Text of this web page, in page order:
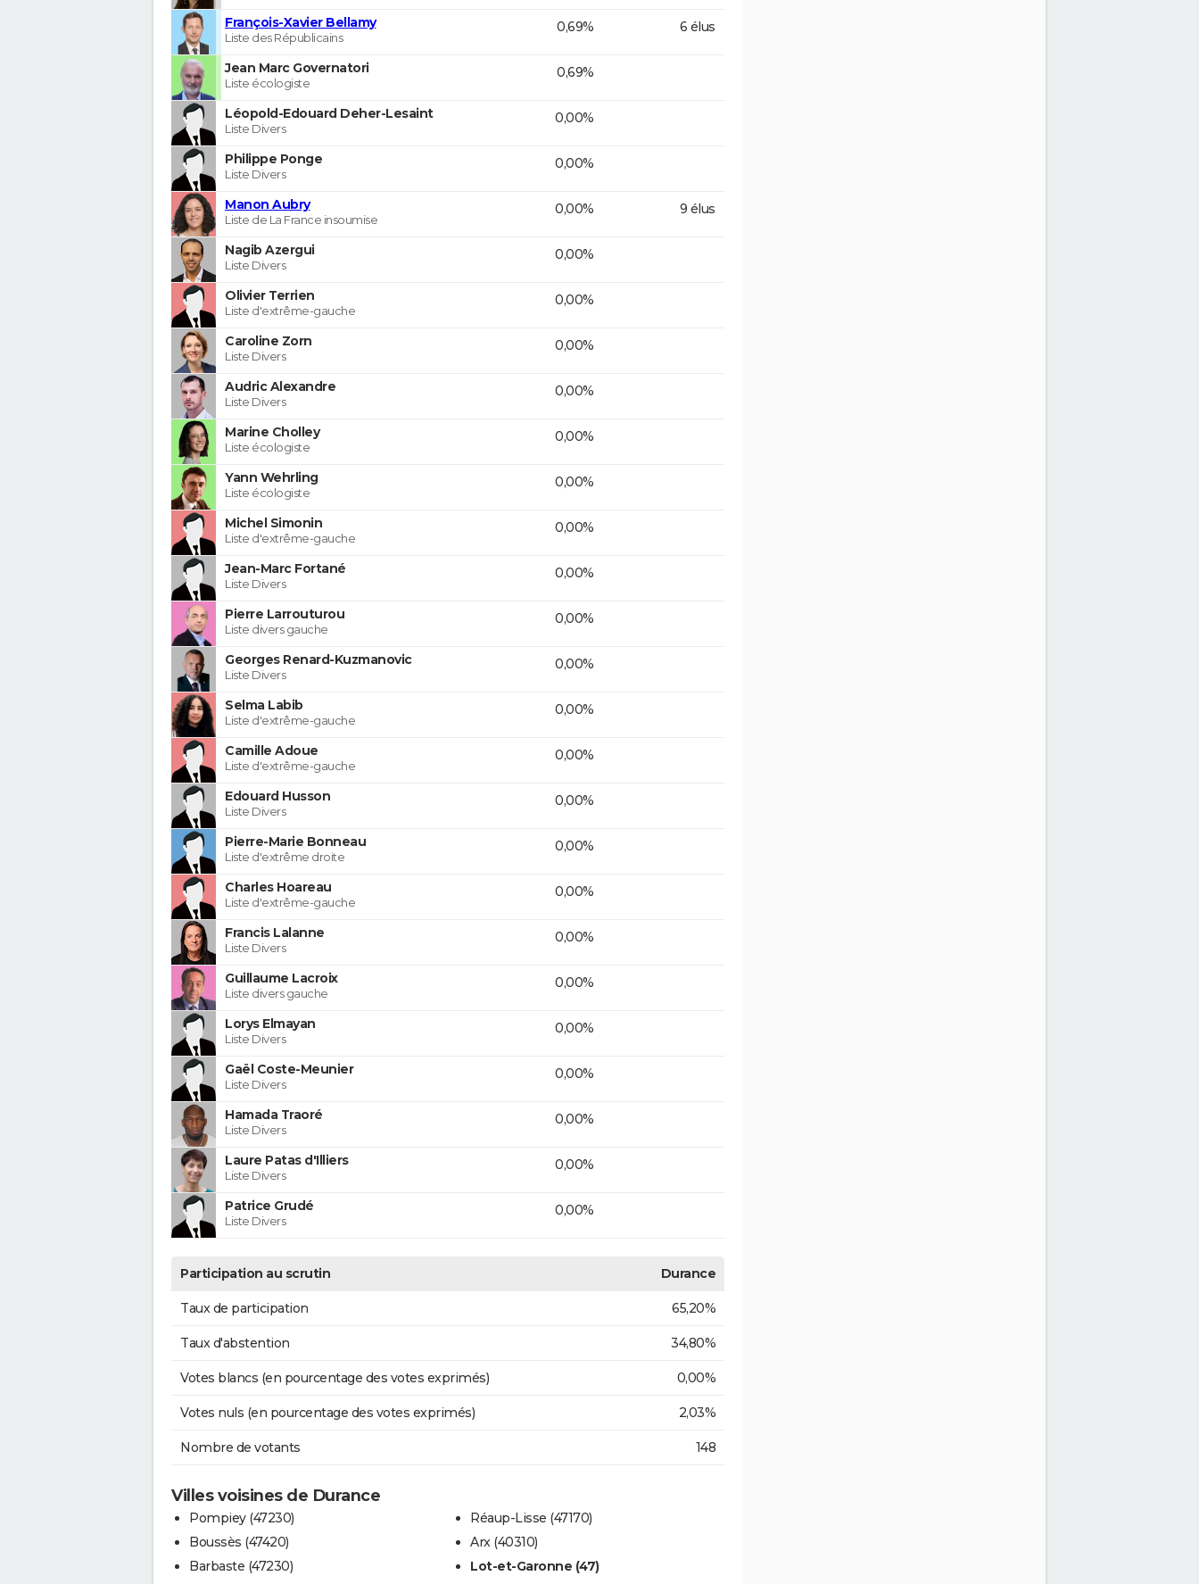
François-Xavier Bellamy
Liste des Républicains
0,69% 6 élus
Jean Marc Governatori
Liste écologiste
0,69%
Léopold-Edouard Deher-Lesaint
Liste Divers
0,00%
Philippe Ponge
Liste Divers
0,00%
Manon Aubry
Liste de La France insoumise
0,00% 9 élus
Nagib Azergui
Liste Divers
0,00%
Olivier Terrien
Liste d'extrême-gauche
0,00%
Caroline Zorn
Liste Divers
0,00%
Audric Alexandre
Liste Divers
0,00%
Marine Cholley
Liste écologiste
0,00%
Yann Wehrling
Liste écologiste
0,00%
Michel Simonin
Liste d'extrême-gauche
0,00%
Jean-Marc Fortané
Liste Divers
0,00%
Pierre Larrouturou
Liste divers gauche
0,00%
Georges Renard-Kuzmanovic
Liste Divers
0,00%
Selma Labib
Liste d'extrême-gauche
0,00%
Camille Adoue
Liste d'extrême-gauche
0,00%
Edouard Husson
Liste Divers
0,00%
Pierre-Marie Bonneau
Liste d'extrême droite
0,00%
Charles Hoareau
Liste d'extrême-gauche
0,00%
Francis Lalanne
Liste Divers
0,00%
Guillaume Lacroix
Liste divers gauche
0,00%
Lorys Elmayan
Liste Divers
0,00%
Gaël Coste-Meunier
Liste Divers
0,00%
Hamada Traoré
Liste Divers
0,00%
Laure Patas d'Illiers
Liste Divers
0,00%
Patrice Grudé
Liste Divers
0,00%
Participation au scrutin Durance
Taux de participation 65,20%
Taux d'abstention 34,80%
Votes blancs (en pourcentage des votes exprimés) 0,00%
Votes nuls (en pourcentage des votes exprimés) 2,03%
Nombre de votants 148
Villes voisines de Durance
Pompiey (47230)
Boussès (47420)
Barbaste (47230)
Réaup-Lisse (47170)
Arx (40310)
Lot-et-Garonne (47)